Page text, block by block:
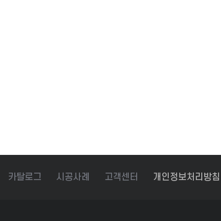
카탈로그 시공사례 고객센터 개인정보처리방침